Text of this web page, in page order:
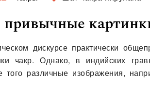
дискурсе практически
чакр. Однако, в индийских
того различные изображения,